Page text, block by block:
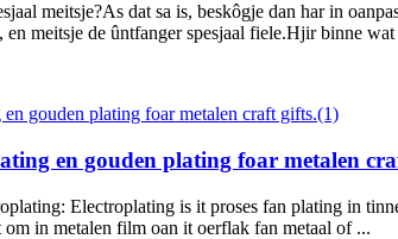
meitsje?As dat sa is, beskôgje dan har in
en meitsje de ûntfanger spesjaal fiele.Hjir binne
en gouden plating foar metalen
Electroplating is it proses fan plating in
in metalen film oan it oerflak fan metaal of ...